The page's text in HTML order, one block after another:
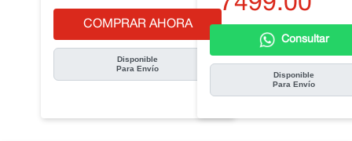
COMPRAR AHORA
Disponible
Para Envío
Consultar
Disponible
Para Envío